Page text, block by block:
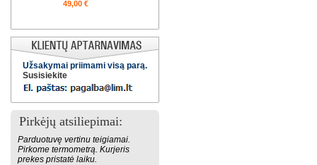
49,00 €
Užsakymai priimami visą parą.
Susisiekite
Pirkėjų atsiliepimai:
Parduotuvę vertinu teigiamai.
Pirkome termometrą. Kurjeris
prekes pristatė laiku.